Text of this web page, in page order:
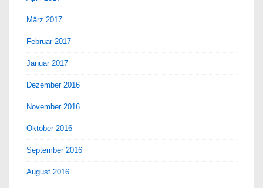
März 2017
Februar 2017
Januar 2017
Dezember 2016
November 2016
Oktober 2016
September 2016
August 2016